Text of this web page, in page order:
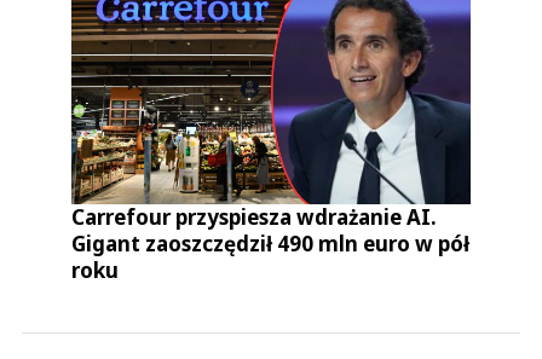
Carrefour przyspiesza wdrażanie AI.
Gigant zaoszczędził 490 mln euro w pół
roku